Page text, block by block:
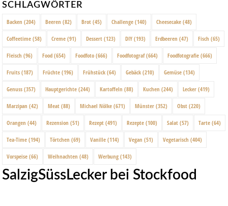
SCHLAGWÖRTER
Backen (204) Beeren (82) Brot (45) Challenge (140) Cheesecake (48)
Coffeetime (58) Creme (91) Dessert (123) DIY (193) Erdbeeren (47) Fisch (65)
Fleisch (96) Food (654) Foodfoto (666) Foodfotograf(664) Foodfotografie (666)
Fruits (187) Früchte (196) Frühstück (64) Gebäck (210) Gemüse (134)
Genuss (357) Hauptgerichte (244) Kartoffeln (88) Kuchen (244) Lecker (419)
Marzipan (42) Meat (88) Michael Nölke (671) Münster (352) Obst (220)
Orangen (44) Rezension (51) Rezept (491) Rezepte (100) Salat (57) Tarte (64)
Tea-Time (194) Törtchen (69) Vanille (114) Vegan (51) Vegetarisch (404)
Vorspeise (66) Weihnachten (48) Werbung (143)
SalzigSüssLecker bei Stockfood